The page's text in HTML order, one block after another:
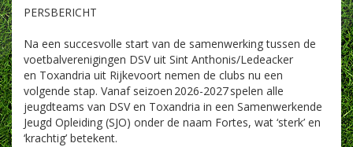
PERSBERICHT
Na een succesvolle start van de samenwerking tussen de
voetbalverenigingen DSV uit Sint Anthonis/Ledeacker
en Toxandria uit Rijkevoort nemen de clubs nu een
volgende stap. Vanaf seizoen 2026-2027 spelen alle
jeugdteams van DSV en Toxandria in een Samenwerkende
Jeugd Opleiding (SJO) onder de naam Fortes, wat ‘sterk’ en
‘krachtig’ betekent.